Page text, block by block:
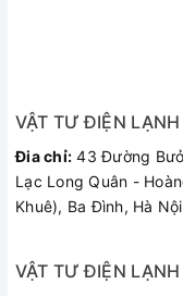
VẬT TƯ ĐIỆN LẠNH
Đia chỉ: 43 Đường
Lạc Long Quân -
Khuê), Ba Đình, Hà
VẬT TƯ ĐIỆN